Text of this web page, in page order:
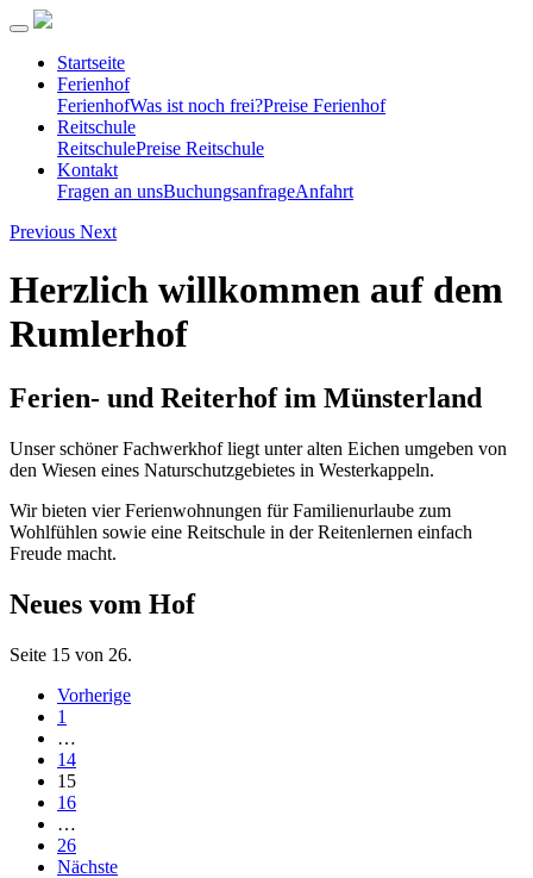
Startseite
Ferienhof
FerienhofWas ist noch frei?Preise Ferienhof
Reitschule
ReitschulePreise Reitschule
Kontakt
Fragen an unsBuchungsanfrageAnfahrt
Previous Next
Herzlich willkommen auf dem
Rumlerhof
Ferien- und Reiterhof im Münsterland
Unser schöner Fachwerkhof liegt unter alten Eichen umgeben von
den Wiesen eines Naturschutzgebietes in Westerkappeln.
Wir bieten vier Ferienwohnungen für Familienurlaube zum
Wohlfühlen sowie eine Reitschule in der Reitenlernen einfach
Freude macht.
Neues vom Hof
Seite 15 von 26.
Vorherige
1
…
14
15
16
…
26
Nächste